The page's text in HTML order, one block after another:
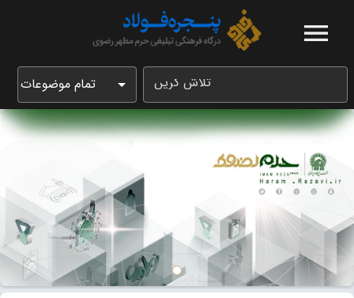
تلاش کریں تمام موضوعات